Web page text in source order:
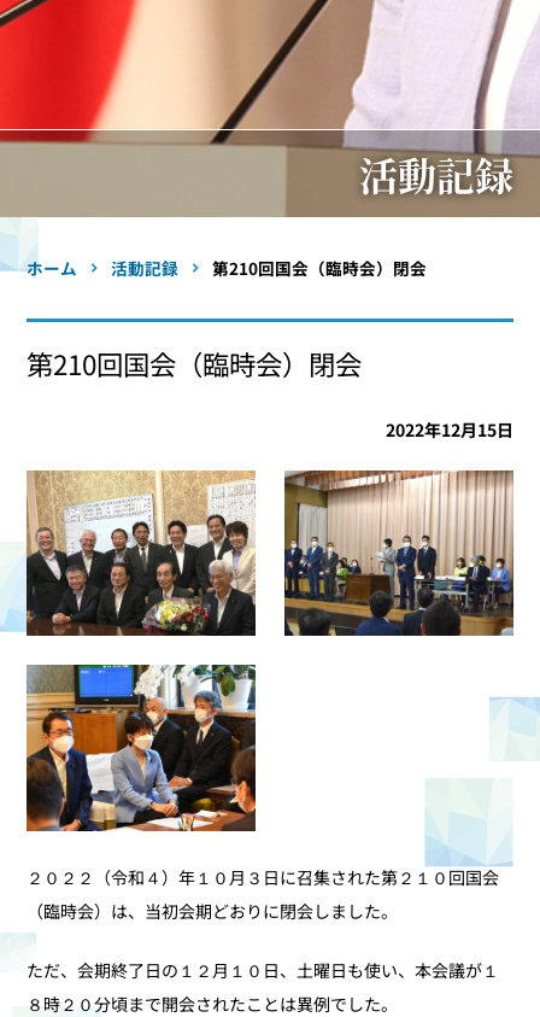
活動記録
ホーム 活動記録 第210回国会（臨時会）閉会
第210回国会（臨時会）閉会
2022年12月15日
２０２２（令和４）年１０月３日に召集された第２１０回国会
（臨時会）は、当初会期どおりに閉会しました。
ただ、会期終了日の１２月１０日、土曜日も使い、本会議が１
８時２０分頃まで開会されたことは異例でした。